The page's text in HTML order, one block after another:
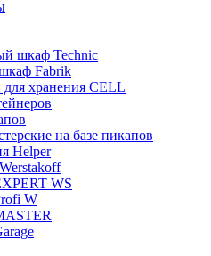
шкаф Technic
Fabrik
хранения CELL
на базе пикапов
Helper
WS
W